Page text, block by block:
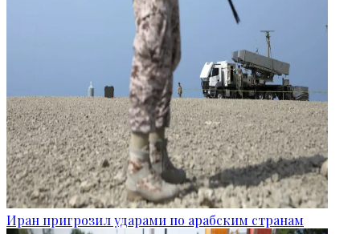
Иран пригрозил ударами по арабским странам